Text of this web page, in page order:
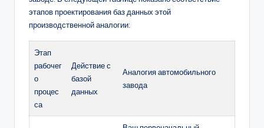
этапов проектирования баз данных этой
производственной аналогии:
Этап
рабочег
о
процес
са
Действие с
базой
данных
Аналогия автомобильного
завода